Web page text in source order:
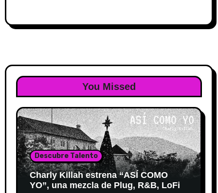
You Missed
Descubre Talento
Charly Killah estrena “ASÍ COMO
YO”, una mezcla de Plug, R&B, LoFi